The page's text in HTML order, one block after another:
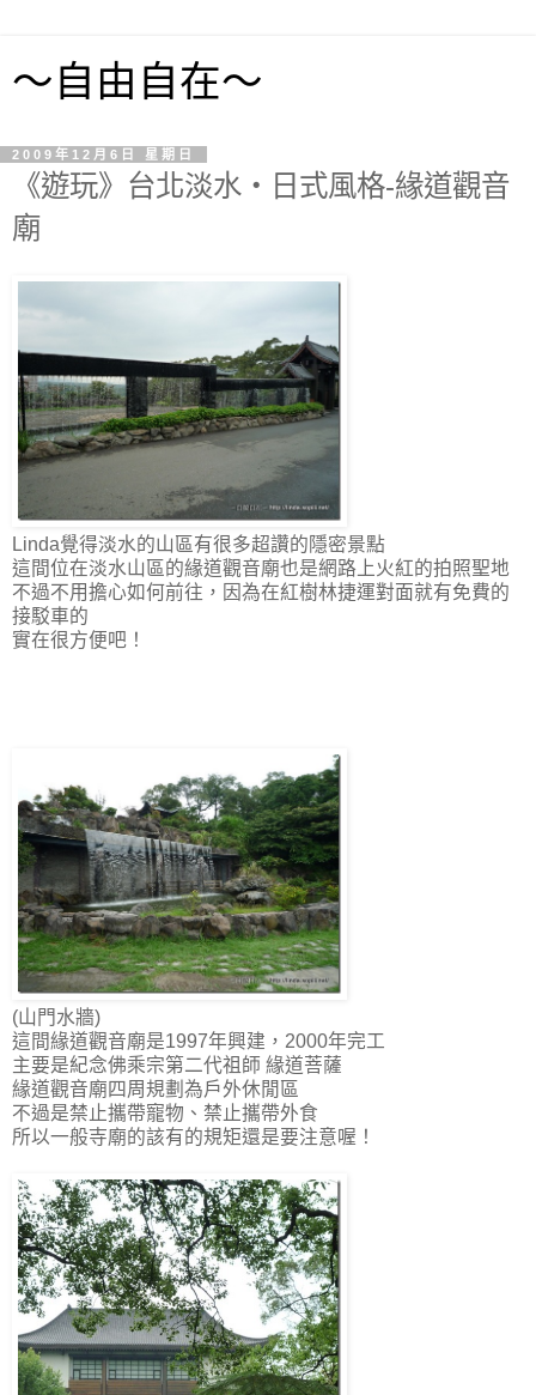
～自由自在～
2009年12月6日 星期日
《遊玩》台北淡水‧日式風格-緣道觀音
廟
Linda覺得淡水的山區有很多超讚的隱密景點
這間位在淡水山區的緣道觀音廟也是網路上火紅的拍照聖地
不過不用擔心如何前往，因為在紅樹林捷運對面就有免費的
接駁車的
實在很方便吧！
(山門水牆)
這間緣道觀音廟是1997年興建，2000年完工
主要是紀念佛乘宗第二代祖師 緣道菩薩
緣道觀音廟四周規劃為戶外休閒區
不過是禁止攜帶寵物、禁止攜帶外食
所以一般寺廟的該有的規矩還是要注意喔！